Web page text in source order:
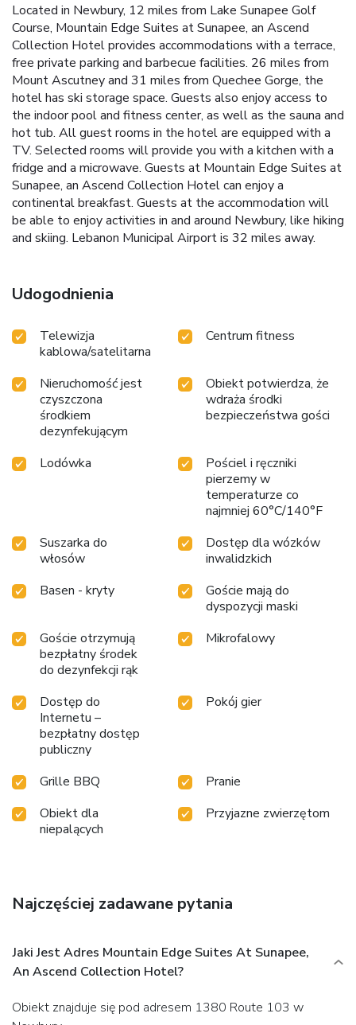
Located in Newbury, 12 miles from Lake Sunapee Golf
Course, Mountain Edge Suites at Sunapee, an Ascend
Collection Hotel provides accommodations with a terrace,
free private parking and barbecue facilities. 26 miles from
Mount Ascutney and 31 miles from Quechee Gorge, the
hotel has ski storage space. Guests also enjoy access to
the indoor pool and fitness center, as well as the sauna and
hot tub. All guest rooms in the hotel are equipped with a
TV. Selected rooms will provide you with a kitchen with a
fridge and a microwave. Guests at Mountain Edge Suites at
Sunapee, an Ascend Collection Hotel can enjoy a
continental breakfast. Guests at the accommodation will
be able to enjoy activities in and around Newbury, like hiking
and skiing. Lebanon Municipal Airport is 32 miles away.
Udogodnienia
Telewizja
kablowa/satelitarna
Centrum fitness
Nieruchomość jest
czyszczona
środkiem
dezynfekującym
Obiekt potwierdza, że
wdraża środki
bezpieczeństwa gości
Lodówka
Pościel i ręczniki
pierzemy w
temperaturze co
najmniej 60°C/140°F
Suszarka do
włosów
Dostęp dla wózków
inwalidzkich
Basen - kryty
Goście mają do
dyspozycji maski
Goście otrzymują
bezpłatny środek
do dezynfekcji rąk
Mikrofalowy
Dostęp do
Internetu –
bezpłatny dostęp
publiczny
Pokój gier
Grille BBQ
Pranie
Obiekt dla
niepalących
Przyjazne zwierzętom
Najczęściej zadawane pytania
Jaki Jest Adres Mountain Edge Suites At Sunapee,
An Ascend Collection Hotel?
Obiekt znajduje się pod adresem 1380 Route 103 w